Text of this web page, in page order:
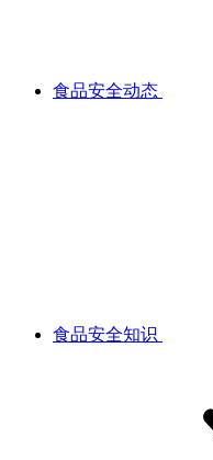
食品安全动态
食品安全知识